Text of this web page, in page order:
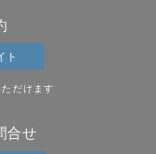
ト
だけます
合せ